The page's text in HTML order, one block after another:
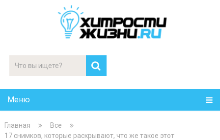
Меню
Главная
Все
17 снимков, которые раскрывают, что же такое этот